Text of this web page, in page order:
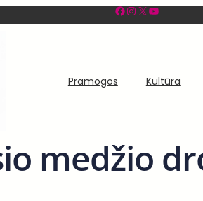
Facebook InstagramX YouTube
Pramogos Kultūra
medžio